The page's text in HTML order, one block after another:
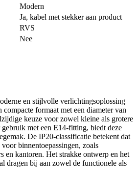
Modern
Ja, kabel met stekker aan product
RVS
Nee
en stijlvolle verlichtingsoplossing
formaat met een diameter van
keuze voor zowel kleine als grotere
met een E14-fitting, biedt deze
De IP20-classificatie betekent dat
binnentoepassingen, zoals
en kantoren. Het strakke ontwerp en het
dragen bij aan zowel de functionele als